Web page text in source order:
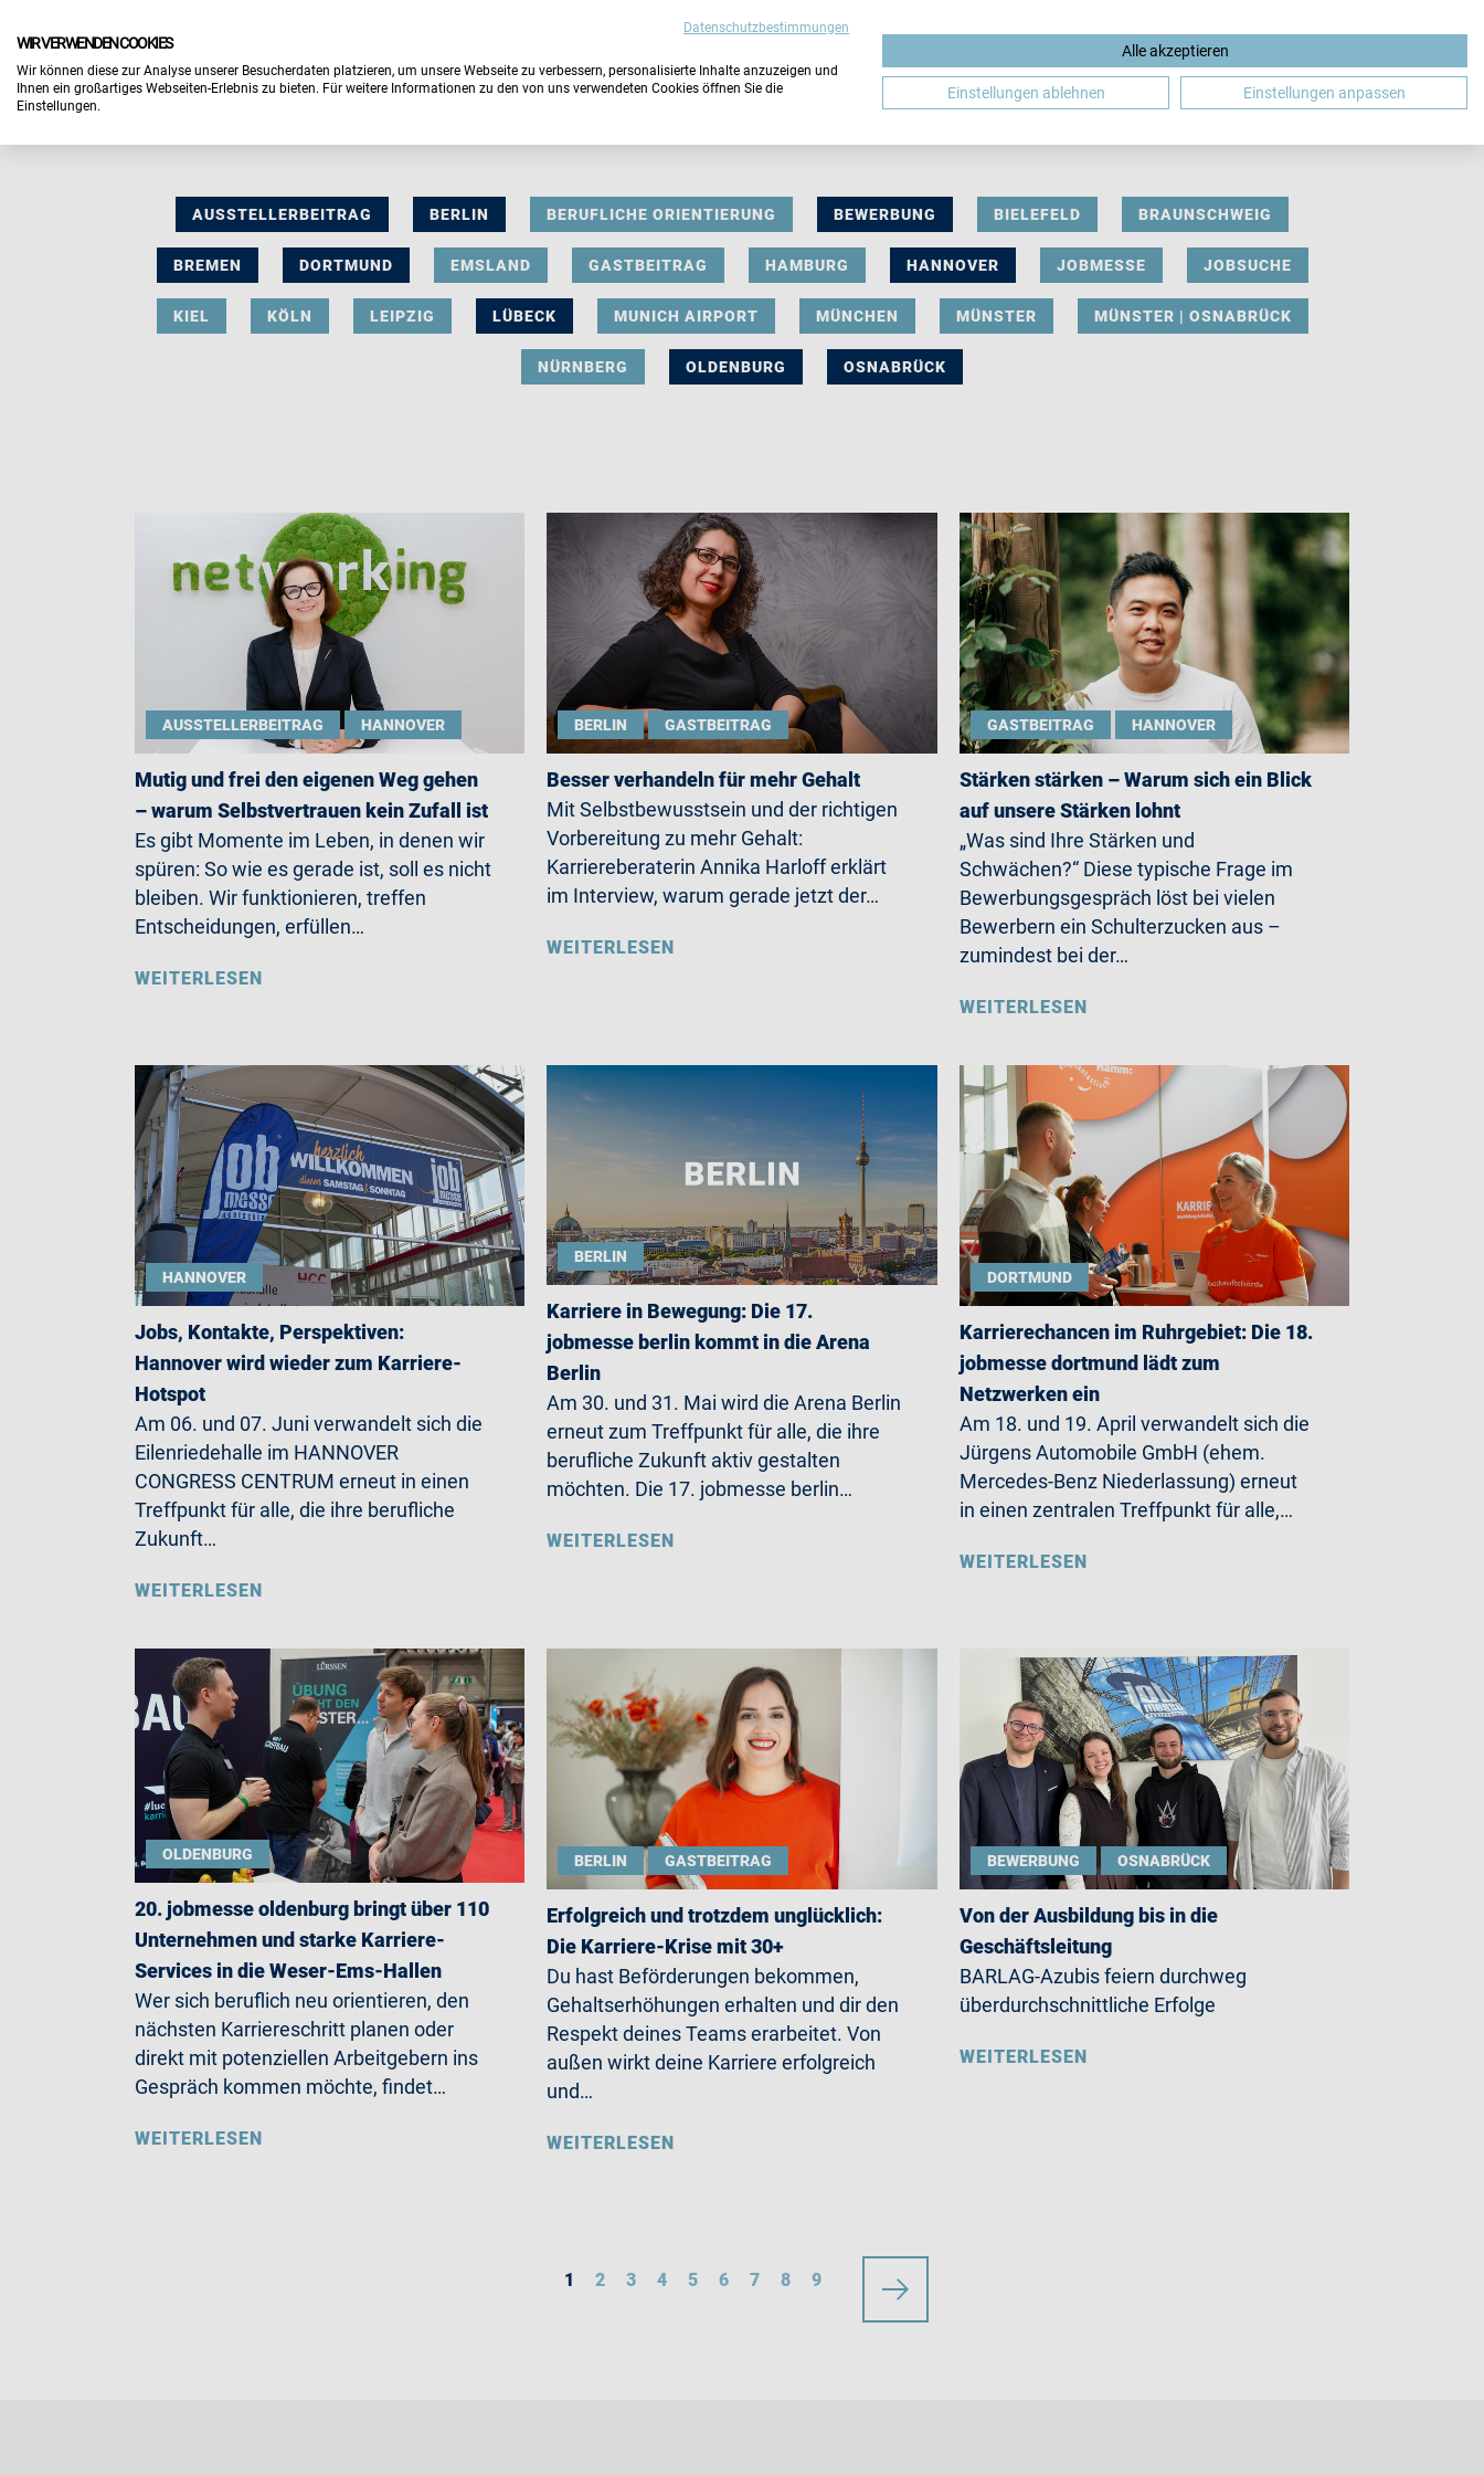
DE
AUSSTELLERBEITRAG BERLIN BERUFLICHE ORIENTIERUNG BEWERBUNG BIELEFELD BRAUNSCHWEIG
BREMEN DORTMUND EMSLAND GASTBEITRAG HAMBURG HANNOVER JOBMESSE JOBSUCHE
KIEL KÖLN LEIPZIG LÜBECK MUNICH AIRPORT MÜNCHEN MÜNSTER MÜNSTER | OSNABRÜCK
NÜRNBERG OLDENBURG OSNABRÜCK
AUSSTELLERBEITRAG HANNOVER
Mutig und frei den eigenen Weg gehen
– warum Selbstvertrauen kein Zufall ist
Es gibt Momente im Leben, in denen wir
spüren: So wie es gerade ist, soll es nicht
bleiben. Wir funktionieren, treffen
Entscheidungen, erfüllen…
WEITERLESEN
BERLIN GASTBEITRAG
Besser verhandeln für mehr Gehalt
Mit Selbstbewusstsein und der richtigen
Vorbereitung zu mehr Gehalt:
Karriereberaterin Annika Harloff erklärt
im Interview, warum gerade jetzt der…
WEITERLESEN
GASTBEITRAG HANNOVER
Stärken stärken – Warum sich ein Blick
auf unsere Stärken lohnt
„Was sind Ihre Stärken und
Schwächen?“ Diese typische Frage im
Bewerbungsgespräch löst bei vielen
Bewerbern ein Schulterzucken aus –
zumindest bei der…
WEITERLESEN
HANNOVER
Jobs, Kontakte, Perspektiven:
Hannover wird wieder zum Karriere-
Hotspot
Am 06. und 07. Juni verwandelt sich die
Eilenriedehalle im HANNOVER
CONGRESS CENTRUM erneut in einen
Treffpunkt für alle, die ihre berufliche
Zukunft…
WEITERLESEN
BERLIN
Karriere in Bewegung: Die 17.
jobmesse berlin kommt in die Arena
Berlin
Am 30. und 31. Mai wird die Arena Berlin
erneut zum Treffpunkt für alle, die ihre
berufliche Zukunft aktiv gestalten
möchten. Die 17. jobmesse berlin…
WEITERLESEN
DORTMUND
Karrierechancen im Ruhrgebiet: Die 18.
jobmesse dortmund lädt zum
Netzwerken ein
Am 18. und 19. April verwandelt sich die
Jürgens Automobile GmbH (ehem.
Mercedes-Benz Niederlassung) erneut
in einen zentralen Treffpunkt für alle,…
WEITERLESEN
OLDENBURG
20. jobmesse oldenburg bringt über 110
Unternehmen und starke Karriere-
Services in die Weser-Ems-Hallen
Wer sich beruflich neu orientieren, den
nächsten Karriereschritt planen oder
direkt mit potenziellen Arbeitgebern ins
Gespräch kommen möchte, findet…
WEITERLESEN
BERLIN GASTBEITRAG
Erfolgreich und trotzdem unglücklich:
Die Karriere-Krise mit 30+
Du hast Beförderungen bekommen,
Gehaltserhöhungen erhalten und dir den
Respekt deines Teams erarbeitet. Von
außen wirkt deine Karriere erfolgreich
und…
WEITERLESEN
BEWERBUNG OSNABRÜCK
Von der Ausbildung bis in die
Geschäftsleitung
BARLAG-Azubis feiern durchweg
überdurchschnittliche Erfolge
WEITERLESEN
1 2 3 4 5 6 7 8 9
Datenschutzbestimmungen
WIR VERWENDEN COOKIES
Wir können diese zur Analyse unserer Besucherdaten platzieren, um unsere Webseite zu verbessern, personalisierte Inhalte anzuzeigen und
Ihnen ein großartiges Webseiten-Erlebnis zu bieten. Für weitere Informationen zu den von uns verwendeten Cookies öffnen Sie die
Einstellungen.
Alle akzeptieren
Einstellungen ablehnen Einstellungen anpassen